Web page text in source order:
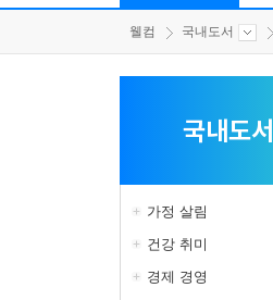
웰컴 국내도서
국내도서
가정 살림
건강 취미
경제 경영